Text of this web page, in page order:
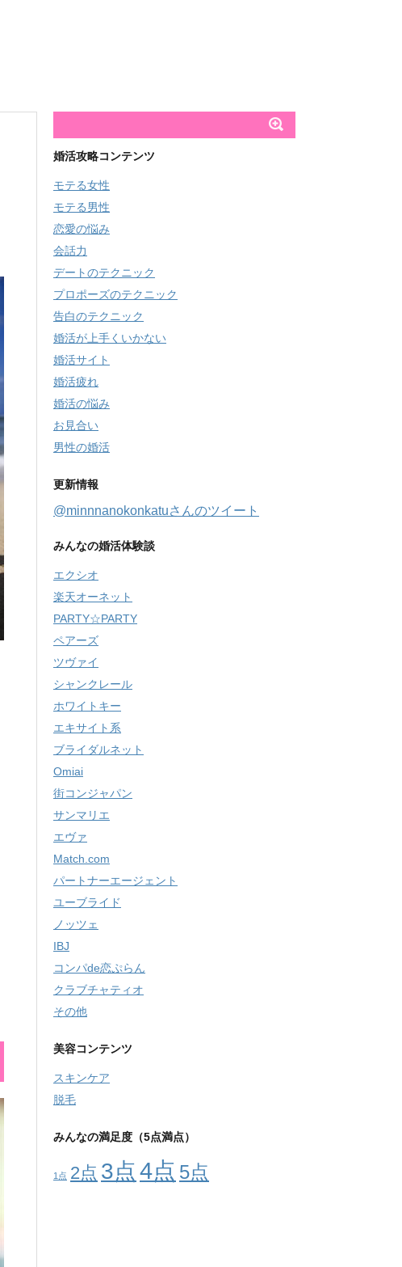
婚活攻略コンテンツ
モテる女性
モテる男性
恋愛の悩み
会話力
デートのテクニック
プロポーズのテクニック
告白のテクニック
婚活が上手くいかない
婚活サイト
婚活疲れ
婚活の悩み
お見合い
男性の婚活
更新情報
@minnnanokonkatuさんのツイート
みんなの婚活体験談
エクシオ
楽天オーネット
PARTY☆PARTY
ペアーズ
ツヴァイ
シャンクレール
ホワイトキー
エキサイト系
ブライダルネット
Omiai
街コンジャパン
サンマリエ
エヴァ
Match.com
パートナーエージェント
ユーブライド
ノッツェ
IBJ
コンパde恋ぷらん
クラブチャティオ
その他
美容コンテンツ
スキンケア
脱毛
みんなの満足度（5点満点）
1点 2点 3点4点 5点